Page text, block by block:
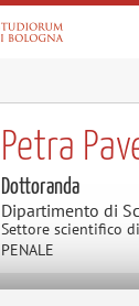
Petra
Dottoranda
Dipartimento di
Settore scientifico
PENALE